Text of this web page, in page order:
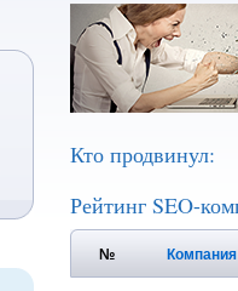
Кто продвинул:
Рейтинг SEO-
№